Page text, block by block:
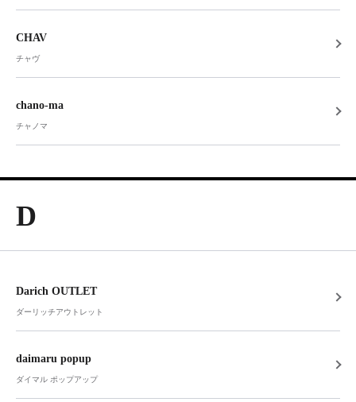
CHAV
チャヴ
chano-ma
チャノマ
D
Darich OUTLET
ダーリッチアウトレット
daimaru popup
ダイマル ポップアップ